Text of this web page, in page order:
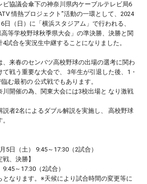
ビ協議会傘下の神奈川県内ケーブルテレビ局6
情熱プロジェクト”活動の一環として、2024
日（日）に「横浜スタジアム」で行われる、
高等学校野球秋季県大会」の準決勝、決勝と関
試合を実況生中継することになりました。
、来春のセンバツ高校野球の出場の選考に関わ
戦う重要な大会で、 3年生が引退した後、1・
む最初の 公式戦でもあります。
川開催の為、関東大会には3校出場と なり激戦
説者2名によるダブル解説を実施し、 高校野球
5日（土） 9:45～17:30（2試合）
戦、決勝】
～17:30（2試合）
となります。※天候により試合時間の変更等に